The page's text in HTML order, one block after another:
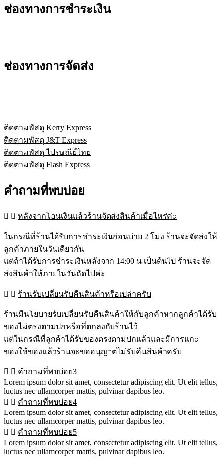
ช่องทางการชำระเงิน
ช่องทางการจัดส่ง
ติดตามพัสดุ Kerry Express
ติดตามพัสดุ J&T Express
ติดตามพัสดุ ไปรษณีย์ไทย
ติดตามพัสดุ Flash Express
คำถามที่พบบ่อย
หลังจากโอนเงินแล้วร้านจัดส่งสินค้าเมื่อไหร่ค่ะ
ในกรณีที่ร้านได้รับการชำระเงินก่อนบ่าย 2 โมง ร้านจะจัดส่งให้
ลูกค้าภายในวันเดียวกัน
แต่ถ้าได้รับการชำระเงินหลังจาก 14:00 น เป็นต้นไป ร้านจะจัด
ส่งสินค้าให้ภายในวันถัดไปค่ะ
ร้านรับเปลี่ยนรับคืนสินค้าหรือเปล่าครับ
ร้านมีนโยบายรับเปลี่ยนรับคืนสินค้าให้กับลูกค้าหากลูกค้าได้รับ
ของไม่ตรงตามปกหรือที่ตกลงกับร้านไว้
แต่ในกรณีที่ลูกค้าได้รับของตรงตามปกแล้วและมีการแกะ
ของใช้ของแล้วร้านจะขออนุญาตไม่รับคืนสินค้าครับ
คำถามที่พบบ่อย3
Lorem ipsum dolor sit amet, consectetur adipiscing elit. Ut elit tellus,
luctus nec ullamcorper mattis, pulvinar dapibus leo.
คำถามที่พบบ่อย4
Lorem ipsum dolor sit amet, consectetur adipiscing elit. Ut elit tellus,
luctus nec ullamcorper mattis, pulvinar dapibus leo.
คำถามที่พบบ่อย5
Lorem ipsum dolor sit amet, consectetur adipiscing elit. Ut elit tellus,
luctus nec ullamcorper mattis, pulvinar dapibus leo.